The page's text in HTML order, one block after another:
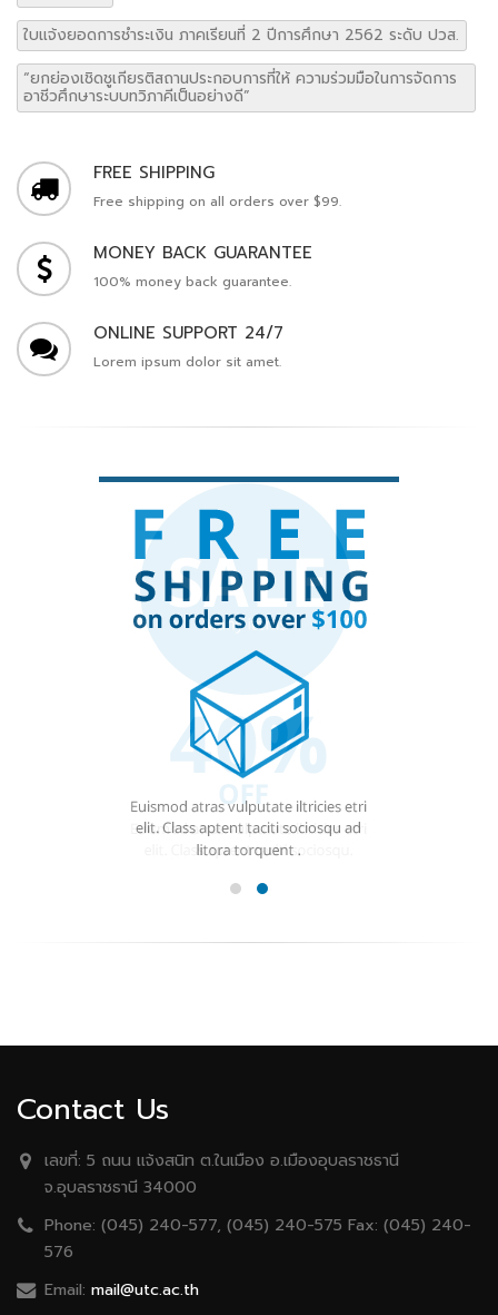
โครงการรณรงค์ลดนักดื่มและนักสูบหน้าใหม่
โครงการส่งเสริมการประกอบอาชีพอิสระในกลุ่มผู้เรียนอาชีวศึกษา
โครงการอบรมพัฒนาทักษะความเป็นเลิศเฉพาะทาง ด้านความรู้
ใบลงทะเบียน
ใบแจ้งยอดการชำระเงิน ภาคเรียนที่ 2 ปีการศึกษา 2562 ระดับ ปวส.
“ยกย่องเชิดชูเกียรติสถานประกอบการที่ให้ ความร่วมมือในการจัดการ
อาชีวศึกษาระบบทวิภาคีเป็นอย่างดี”
FREE SHIPPING
MONEY BACK GUARANTEE
ONLINE SUPPORT 24/7
Lorem ipsum dolor sit amet.
Contact Us